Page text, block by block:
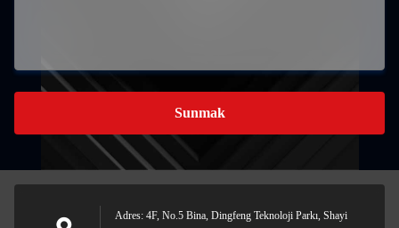
Sunmak
Adres: 4F, No.5 Bina, Dingfeng Teknoloji Parkı, Shayi